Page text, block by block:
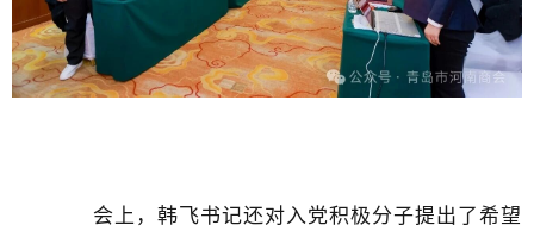
会上，韩飞书记还对入党积极分子提出了希望